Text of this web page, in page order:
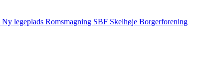
Ny legeplads Romsmagning SBF Skelhøje Borgerforening